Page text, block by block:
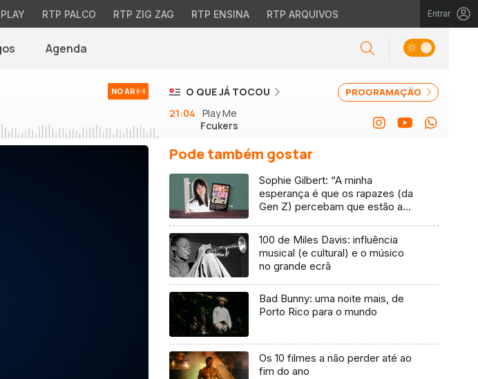
RTP PALCO RTP ZIG ZAG RTP ENSINA RTP ARQUIVOS Entrar
Agenda
NO AR PROGRAMAÇÃO
O QUE JÁ TOCOU
21:04 Play Me
Fcukers
Pode também gostar
Sophie Gilbert: “A minha
esperança é que os rapazes (da
Gen Z) percebam que estão a
100 de Miles Davis: influência
musical (e cultural) e o músico
no grande ecrã
Bad Bunny: uma noite mais, de
Porto Rico para o mundo
Os 10 filmes a não perder até ao
fim do ano